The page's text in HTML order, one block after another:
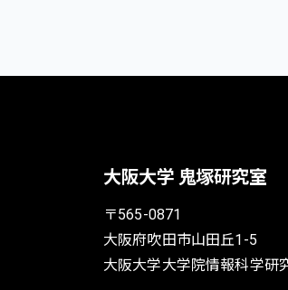
大阪大学 鬼塚研究室
〒565-0871
大阪府吹田市山田丘1-5
大阪大学大学院情報科学研